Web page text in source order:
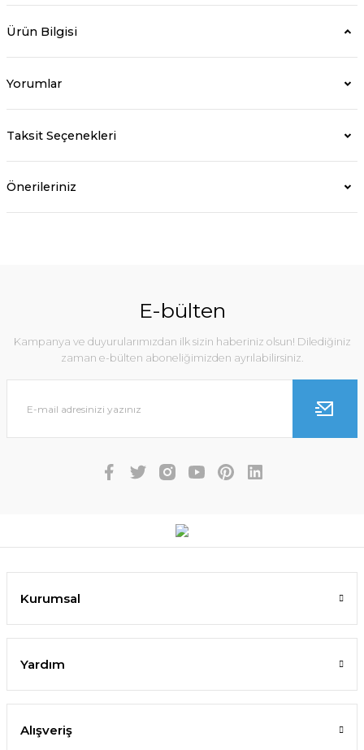
Ürün Bilgisi
Yorumlar
Taksit Seçenekleri
Önerileriniz
E-bülten
Kampanya ve duyurularımızdan ilk sizin haberiniz olsun! Dilediğiniz
zaman e-bülten aboneliğimizden ayrılabilirsiniz.
Kurumsal
Yardım
Alışveriş